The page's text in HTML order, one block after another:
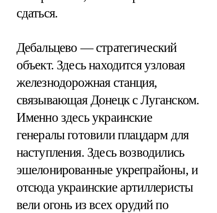
сдаться.
Дебальцево — стратегический
объект. Здесь находится узловая
железнодорожная станция,
связывающая Донецк с Луганском.
Именно здесь украинские
генералы готовили плацдарм для
наступления. Здесь возводились
эшелонированные укрепрайоны, и
отсюда украинские артиллеристы
вели огонь из всех орудий по